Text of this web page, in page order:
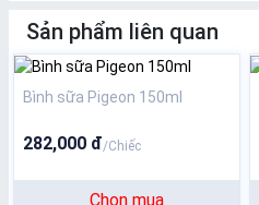
Sản phẩm liên quan
Bình sữa Pigeon 150ml
282,000 đ/Chiếc
Chọn mua